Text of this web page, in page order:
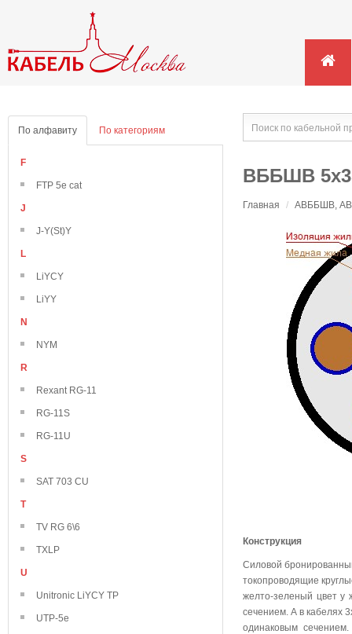
По алфавиту По категориям
F
FTP 5e cat
J
J-Y(St)Y
L
LiYCY
LiYY
N
NYM
R
Rexant RG-11
RG-11S
RG-11U
S
SAT 703 CU
T
TV RG 6\6
TXLP
U
Unitronic LiYCY TP
UTP-5e
ВББШВ
Главная / АВББШВ,
Конструкция
Силовой
токопроводящие
желто-зеленый цвет у
сечением. А в кабелях
одинаковым